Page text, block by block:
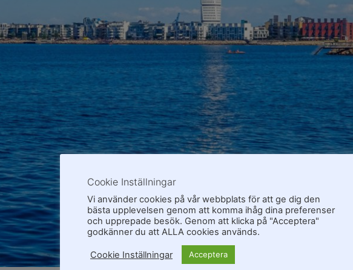
Cookie Inställningar
Vi använder cookies på vår webbplats för att ge dig den
bästa upplevelsen genom att komma ihåg dina preferenser
och upprepade besök. Genom att klicka på "Acceptera"
godkänner du att ALLA cookies används.
Cookie Inställningar Acceptera